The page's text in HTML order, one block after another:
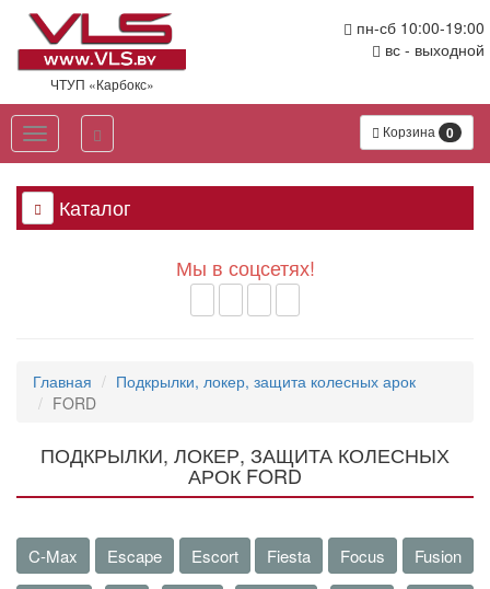
Перейти
основному
содержаниюЧТУП «Карбокс»
пн-сб 10:00-19:00
вс - выходной
Корзина 0
Toggle
navigation
Каталог
Мы в соцсетях!
Главная
Подкрылки, локер, защита колесных арок
FORD
ПОДКРЫЛКИ, ЛОКЕР, ЗАЩИТА КОЛЕСНЫХ
АРОК FORD
C-Max Escape Escort Fiesta Focus Fusion